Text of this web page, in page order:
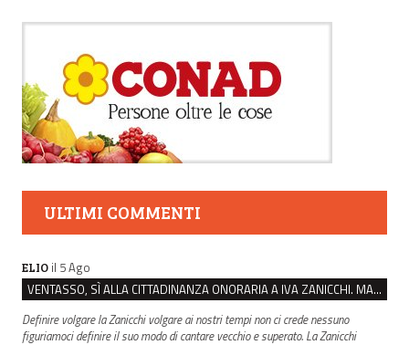
ULTIMI COMMENTI
ELIO il 5 Ago
VENTASSO, SÌ ALLA CITTADINANZA ONORARIA A IVA ZANICCHI. MA BARGIACCHI: “È DI PESSIMO GUSTO”
Definire volgare la Zanicchi volgare ai nostri tempi non ci crede nessuno
figuriamoci definire il suo modo di cantare vecchio e superato. La Zanicchi